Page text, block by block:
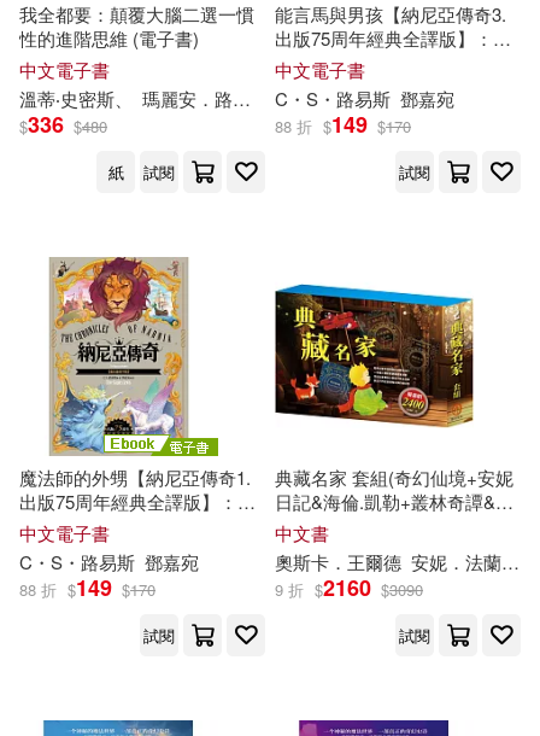
廣嶋玲子(11)
提姆‧柯林斯(11)
馬克．吐溫(11)
（俄羅斯）斯米爾諾夫(11)
（愛爾蘭）詹姆斯·喬伊斯(11)
Jay(10) 中路有紀(10)
托爾斯泰(10) 望月麻衣(10)
柯南•道爾(10) 柯南道爾(10)
派翠西亞．海史密斯(10)
墨刻(58)
西南交通大學出版社(54)
Supraphon(53) 彗智(52)
華夏出版社(52)
北京大學出版社(51)
音樂之橋(51)
清華大學出版社(50) 遠流(49)
MIRARE(48) Ondine(48)
上海三聯書店(48) Aparte(47)
我全都要：顛覆大腦二選一慣
性的進階思維 (電子書)
中文電子書
溫蒂‧史密斯、
瑪麗安． 路易斯 周怡伶
$336 $480
紙
試閱
能言馬與男孩【納尼亞傳奇3.
出版75周年經典全譯版】：
The Horse and His Boy (The
Chronicles of Narnia) (電子書)
中文電子書
C・S・ 路易斯 鄧嘉宛
88 折 $149 $170
試閱
魔法師的外甥【納尼亞傳奇1.
出版75周年經典全譯版】：
The Magician’s Nephew (The
Chronicles of Narnia) (電子書)
中文電子書
C・S・ 路易斯 鄧嘉宛
88 折 $149 $170
試閱
典藏名家 套組(奇幻仙境+安妮
日記&海倫.凱勒+叢林奇譚&怒
海餘生+王爾德故事集+小王子
+小鹿斑比)
中文書
奧斯卡．王爾德 安妮．法蘭克
9 折 $2160 $3090
試閱